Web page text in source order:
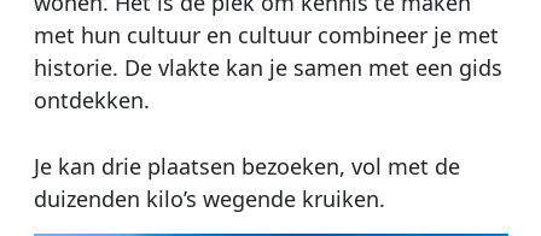
met hun cultuur en cultuur combineer je met
historie. De vlakte kan je samen met een gids
ontdekken.
Je kan drie plaatsen bezoeken, vol met de
duizenden kilo’s wegende kruiken.